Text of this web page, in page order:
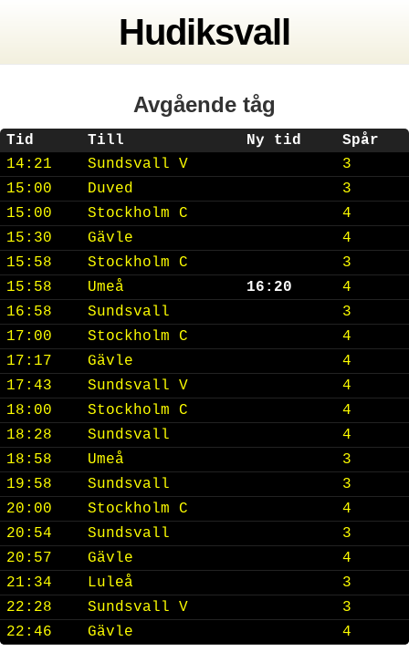
Hudiksvall
Avgående tåg
Tid Till Ny tid
Spår
14:21
Sundsvall V
3
15:00
Duved
3
15:00
Stockholm C
4
15:30
Gävle
4
15:58
Stockholm C
3
15:58
Umeå 16:20
4
16:58
Sundsvall
3
17:00
Stockholm C
4
17:17
Gävle
4
17:43
Sundsvall V
4
18:00
Stockholm C
4
18:28
Sundsvall
4
18:58
Umeå
3
19:58
Sundsvall
3
20:00
Stockholm C
4
20:54
Sundsvall
3
20:57
Gävle
4
21:34
Luleå
3
22:28
Sundsvall V
3
22:46
Gävle 4